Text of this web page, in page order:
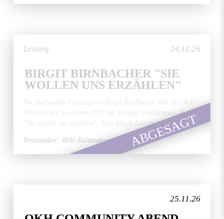
ABGESAGT
24.11.26
Lesung
BIRGIT BIRNBACHER "SIE
WOLLEN UNS ERZÄHLEN"
Die Bachmann-Preisträgerin Birgit Birnbacher liest im OKH
Vöcklabruck aus ihrem 2026 bei Zsolnay erschienenen Roman
"Sie wollen uns erzählen". Zum Inhalt Ann und ihr...
Veranstalter: 4840 Kulturakzente
25.11.26